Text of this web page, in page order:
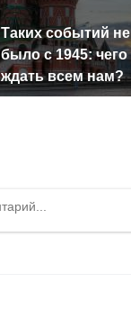
Таких событий не
было с 1945: чего
ждать всем нам?